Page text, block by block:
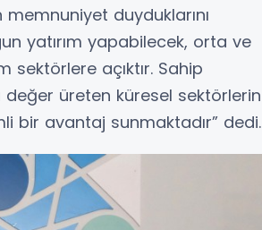
memnuniyet duyduklarını
yatırım yapabilecek, orta ve
açıktır. Sahip
üreten küresel sektörlerin
bir avantaj sunmaktadır” dedi.